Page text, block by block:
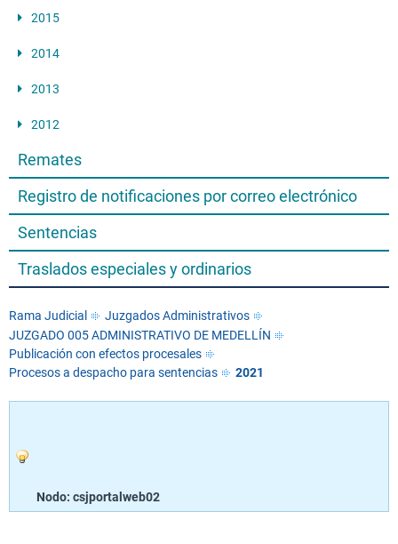
2015
2014
2013
2012
Remates
Registro de notificaciones por correo electrónico
Sentencias
Traslados especiales y ordinarios
Rama Judicial
Juzgados Administrativos
JUZGADO 005 ADMINISTRATIVO DE MEDELLÍN
Publicación con efectos procesales
Procesos a despacho para sentencias
2021
Nodo: csjportalweb02